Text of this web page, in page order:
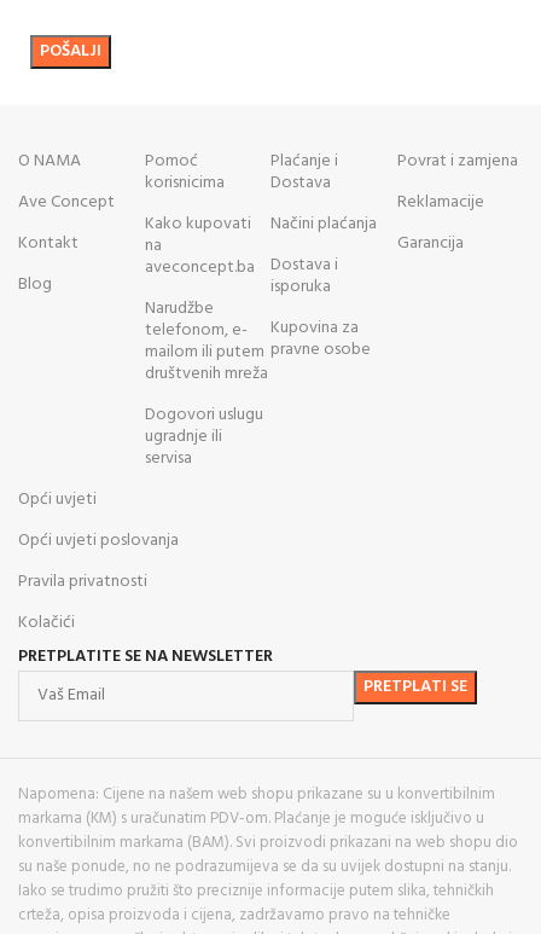
O NAMA
Ave Concept
Kontakt
Blog
Pomoć
korisnicima
Kako kupovati
na
aveconcept.ba
Narudžbe
telefonom, e-
mailom ili putem
društvenih mreža
Dogovori uslugu
ugradnje ili
servisa
Plaćanje i
Dostava
Načini plaćanja
Dostava i
isporuka
Kupovina za
pravne osobe
Povrat i zamjena
Reklamacije
Garancija
Opći uvjeti
Opći uvjeti poslovanja
Pravila privatnosti
Kolačići
PRETPLATITE SE NA NEWSLETTER
Napomena: Cijene na našem web shopu prikazane su u konvertibilnim
markama (KM) s uračunatim PDV-om. Plaćanje je moguće isključivo u
konvertibilnim markama (BAM). Svi proizvodi prikazani na web shopu dio
su naše ponude, no ne podrazumijeva se da su uvijek dostupni na stanju.
Iako se trudimo pružiti što preciznije informacije putem slika, tehničkih
crteža, opisa proizvoda i cijena, zadržavamo pravo na tehničke